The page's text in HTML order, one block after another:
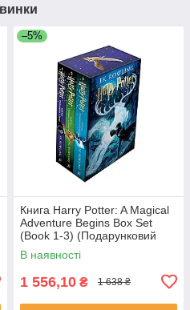
–5%
Книга Harry Potter: A Magical
Adventure Begins Box Set
(Book 1-3) (Подарунковий
набір)
В наявності
1 556,10 ₴ 1 638 ₴